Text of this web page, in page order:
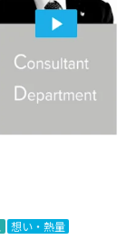
想い・熱量